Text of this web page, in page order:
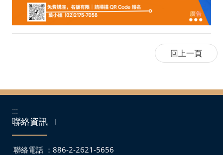
:::
聯絡資訊 ｜
聯絡電話 ：886-2-2621-5656